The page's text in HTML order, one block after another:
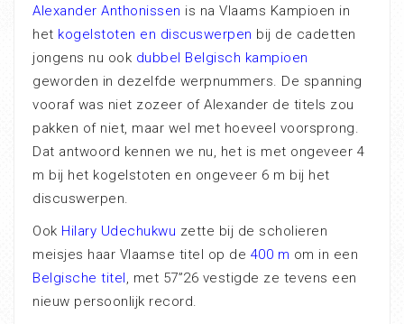
Alexander Anthonissen is na Vlaams Kampioen in
het kogelstoten en discuswerpen bij de cadetten
jongens nu ook dubbel Belgisch kampioen
geworden in dezelfde werpnummers. De spanning
vooraf was niet zozeer of Alexander de titels zou
pakken of niet, maar wel met hoeveel voorsprong.
Dat antwoord kennen we nu, het is met ongeveer 4
m bij het kogelstoten en ongeveer 6 m bij het
discuswerpen.
Ook Hilary Udechukwu zette bij de scholieren
meisjes haar Vlaamse titel op de 400 m om in een
Belgische titel, met 57”26 vestigde ze tevens een
nieuw persoonlijk record.